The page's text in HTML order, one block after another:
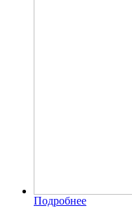
Подробнее